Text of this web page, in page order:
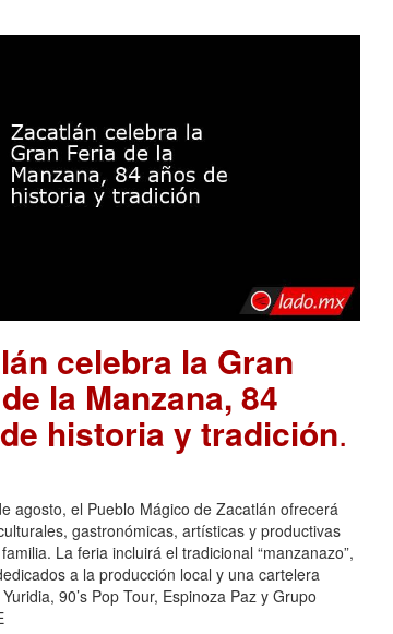
celebra la Gran
la Manzana, 84
historia y tradición.
agosto, el Pueblo Mágico de Zacatlán ofrecerá
gastronómicas, artísticas y productivas
La feria incluirá el tradicional “manzanazo”,
a la producción local y una cartelera
90’s Pop Tour, Espinoza Paz y Grupo